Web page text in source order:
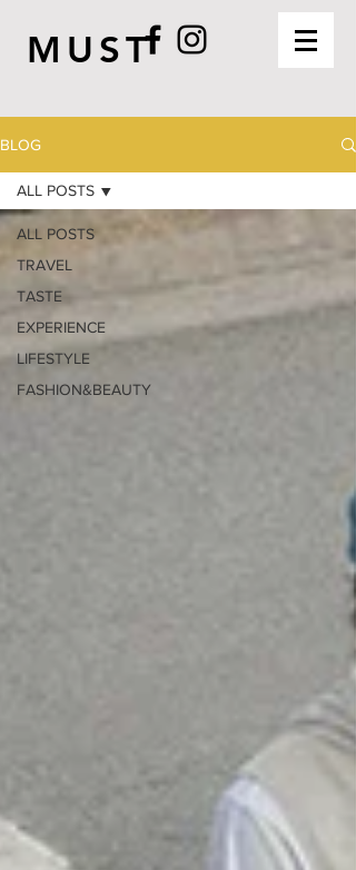
MUST
BLOG
ALL POSTS
TRAVEL
TASTE
EXPERIENCE
LIFESTYLE
FASHION&BEAUTY
ALL POSTS